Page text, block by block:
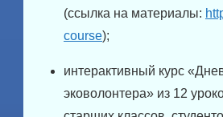
(ссылка на материалы:
course);
интерактивный курс
эковолонтера» из 12